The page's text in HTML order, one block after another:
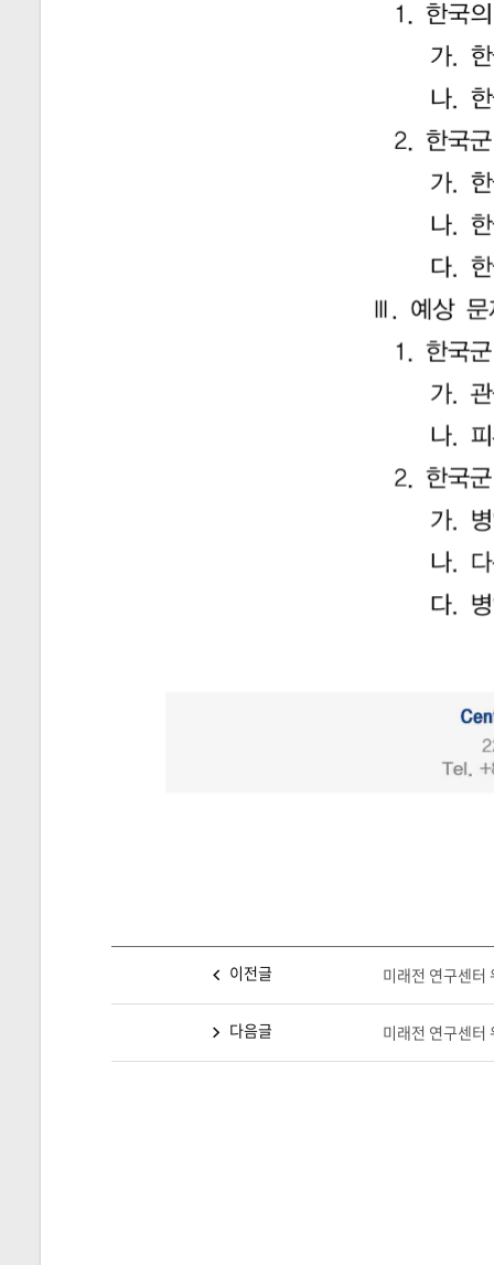
이전글 미래전 연구센터
다음글 미래전 연구센터